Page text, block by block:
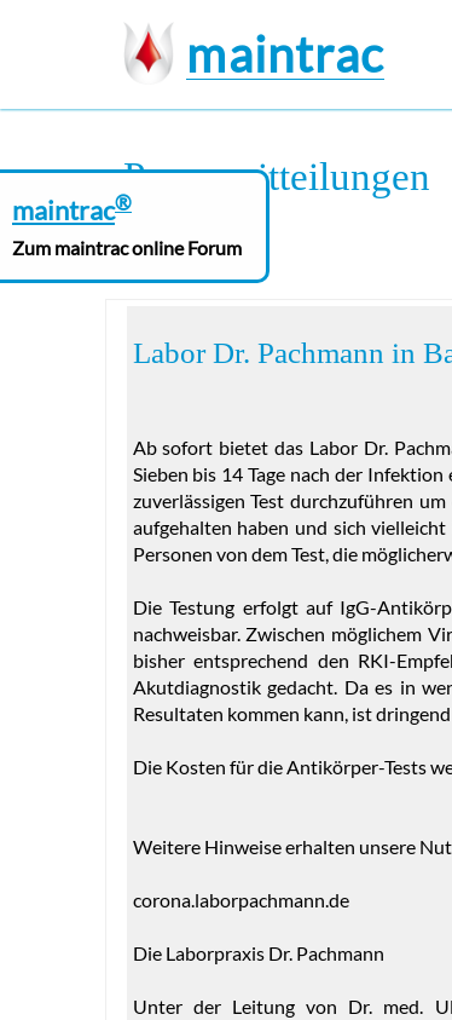
maintrac
Pressemitteilungen
Labor Dr. Pachmann in
Ab sofort bietet das Labor Dr.
Sieben bis 14 Tage nach der
zuverlässigen Test durchzuführen
aufgehalten haben und sich
Personen von dem Test, die
Die Testung erfolgt auf IgG-
nachweisbar. Zwischen möglichem
bisher entsprechend den RKI-
Akutdiagnostik gedacht. Da es in
Resultaten kommen kann, ist
Die Kosten für die Antikörper-Tests
Weitere Hinweise erhalten unsere
corona.laborpachmann.de
Die Laborpraxis Dr. Pachmann
Unter der Leitung von Dr. med.
maintrac®
Zum maintrac online Forum